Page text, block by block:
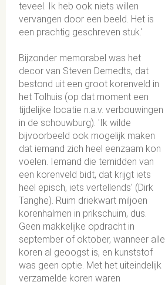
teveel. Ik heb ook niets willen
vervangen door een beeld. Het is
een prachtig geschreven stuk.'
Bijzonder memorabel was het
decor van Steven Demedts, dat
bestond uit een groot korenveld in
het Tolhuis (op dat moment een
tijdelijke locatie n.a.v. verbouwingen
in de schouwburg). 'Ik wilde
bijvoorbeeld ook mogelijk maken
dat iemand zich heel eenzaam kon
voelen. Iemand die temidden van
een korenveld bidt, dat krijgt iets
heel episch, iets vertellends' (Dirk
Tanghe). Ruim driekwart miljoen
korenhalmen in prikschuim, dus.
Geen makkelijke opdracht in
september of oktober, wanneer alle
koren al geoogst is, en kunststof
was geen optie. Met het uiteindelijk
verzamelde koren waren